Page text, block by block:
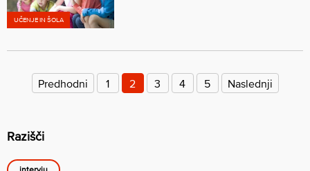
UČENJE IN ŠOLA
prispevkov
Predhodni 1 2 3 4 5 Naslednji
Razišči